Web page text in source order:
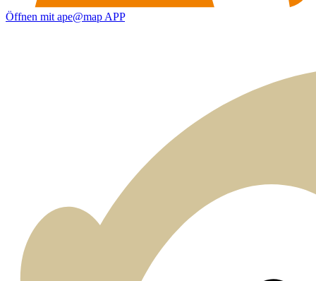
Öffnen mit ape@map APP